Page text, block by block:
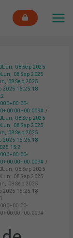
08 Sep 2025
08 Sep 2025
08 Sep 2025
2025 15:25:18
08 Sep 2025
08 Sep 2025
08 Sep 2025
2025 15:25:18
15:2
08 Sep 2025
08 Sep 2025
08 Sep 2025
2025 15:25:18